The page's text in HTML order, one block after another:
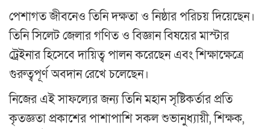
পেশাগত জীবনেও তিনি দক্ষতা ও নিষ্ঠার পরিচয় দিয়েছেন।
তিনি সিলেট জেলার গণিত ও বিজ্ঞান বিষয়ের মাস্টার
ট্রেইনার হিসেবে দায়িত্ব পালন করেছেন এবং শিক্ষাক্ষেত্রে
গুরুত্বপূর্ণ অবদান রেখে চলেছেন।
নিজের এই সাফল্যের জন্য তিনি মহান সৃষ্টিকর্তার প্রতি
কৃতজ্ঞতা প্রকাশের পাশাপাশি সকল শুভানুধ্যায়ী, শিক্ষক,